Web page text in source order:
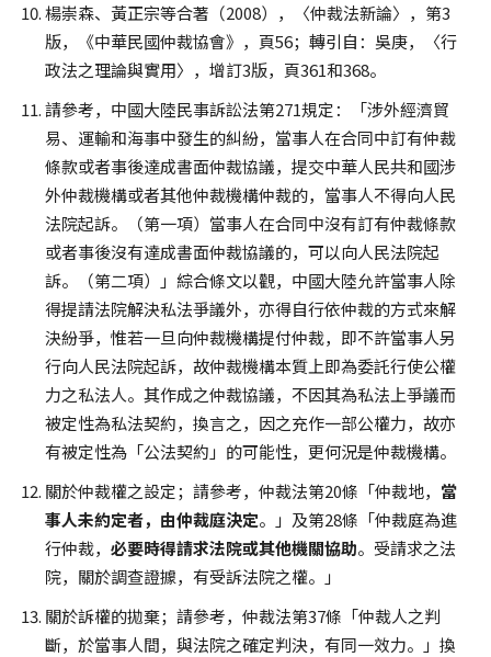
楊崇森、黃正宗等合著（2008），〈仲裁法新論〉，第3
版，《中華民國仲裁協會》，頁56；轉引自：吳庚，〈行
政法之理論與實用〉，增訂3版，頁361和368。
請參考，中國大陸民事訴訟法第271規定：「涉外經濟貿
易、運輸和海事中發生的糾紛，當事人在合同中訂有仲裁
條款或者事後達成書面仲裁協議，提交中華人民共和國涉
外仲裁機構或者其他仲裁機構仲裁的，當事人不得向人民
法院起訴。（第一項）當事人在合同中沒有訂有仲裁條款
或者事後沒有達成書面仲裁協議的，可以向人民法院起
訴。（第二項）」綜合條文以觀，中國大陸允許當事人除
得提請法院解決私法爭議外，亦得自行依仲裁的方式來解
決紛爭，惟若一旦向仲裁機構提付仲裁，即不許當事人另
行向人民法院起訴，故仲裁機構本質上即為委託行使公權
力之私法人。其作成之仲裁協議，不因其為私法上爭議而
被定性為私法契約，換言之，因之充作一部公權力，故亦
有被定性為「公法契約」的可能性，更何況是仲裁機構。
關於仲裁權之設定；請參考，仲裁法第20條「仲裁地， 當
事人未約定者，由仲裁庭決定。」及第28條「仲裁庭為進
行仲裁， 必要時得請求法院或其他機關協助。受請求之法
院，關於調查證據，有受訴法院之權。」
關於訴權的拋棄；請參考，仲裁法第37條「仲裁人之判
斷，於當事人間，與法院之確定判決，有同一效力。」換